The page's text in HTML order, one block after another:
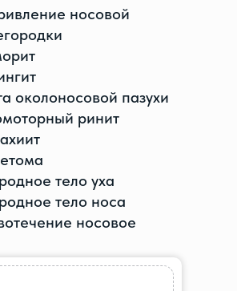
носовой
околоносовой пазухи
ринит
тело уха
тело носа
носовое